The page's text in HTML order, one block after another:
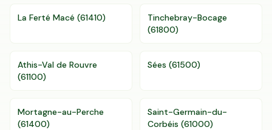
La Ferté Macé (61410)
Tinchebray-Bocage
(61800)
Athis-Val de Rouvre
(61100)
Sées (61500)
Mortagne-au-Perche
(61400)
Saint-Germain-du-
Corbéis (61000)